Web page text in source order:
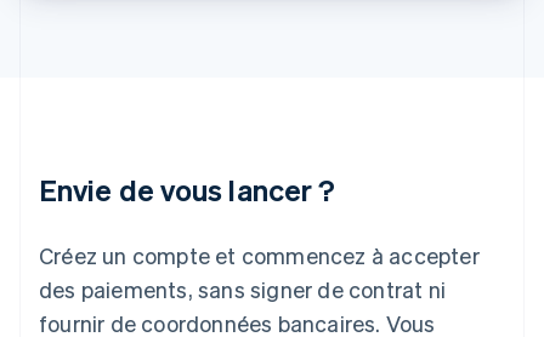
Envie de vous lancer ?
Créez un compte et commencez à accepter
des paiements, sans signer de contrat ni
fournir de coordonnées bancaires. Vous
Deutsch English
Luxembourg
FrançaisDeutsch English
Malaisie